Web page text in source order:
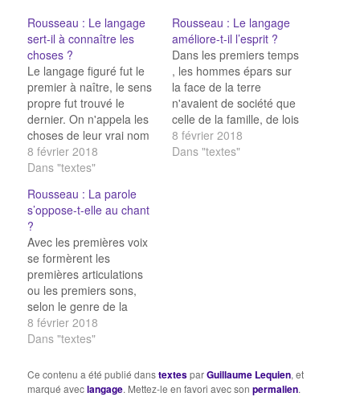
Rousseau : Le langage
sert-il à connaître les
choses ?
Le langage figuré fut le
premier à naître, le sens
propre fut trouvé le
dernier. On n'appela les
choses de leur vrai nom
que quand on les vit
sous leur véritable
parla qu'en poésie ; on
ne s'avisa de raisonner
que longtemps après.
Or, je sens…
8 février 2018
Dans "textes"
Rousseau : Le langage
améliore-t-il l’esprit ?
Dans les premiers temps
, les hommes épars sur
la face de la terre
n'avaient de société que
celle de la famille, de lois
que celles de la nature,
de langue que le geste
8 février 2018
Dans "textes"
Rousseau : La parole
s’oppose-t-elle au chant
?
Avec les premières voix
se formèrent les
premières articulations
ou les premiers sons,
selon le genre de la
passion qui dictait les
uns ou les autres. La
menaçants, que la
langue et le palais
8 février 2018
Dans "textes"
Ce contenu a été publié danstextesparGuillaume Lequien, et
marqué aveclangage. Mettez-le en favori avec sonpermalien.